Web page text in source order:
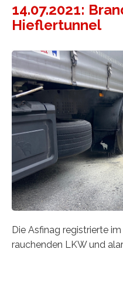
14.07.2021:
Hieflertunnel
Die Asfinag registrierte
rauchenden LKW und